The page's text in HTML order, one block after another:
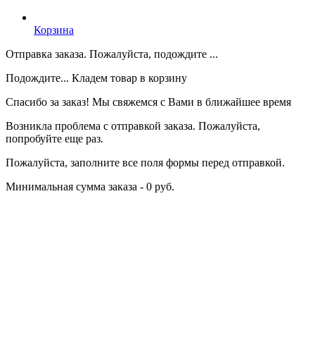
Корзина
Отправка заказа. Пожалуйста, подождите ...
Подождите... Кладем товар в корзину
Спасибо за заказ! Мы свяжемся с Вами в ближайшее время
Возникла проблема с отправкой заказа. Пожалуйста,
попробуйте еще раз.
Пожалуйста, заполните все поля формы перед отправкой.
Минимальная сумма заказа - 0 руб.